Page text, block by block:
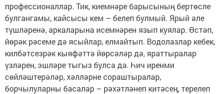
профессионаллар. Тик, киемнәре барысының бертөсле
булгангамы, кайсысы кем – белеп булмый. Ярый әле
түшләренә, аркаларына исемнәрен язып куялар. Өстәп,
йөрәк рәсеме дә ясыйлар, елмайтып. Водолазлар кебек,
килбәтсезрәк кыяфәттә йөрсәләр дә, яраттыралар
үзләрен, эшләре тыгыз булса да. Һич иренми
сөйләштерәләр, хәлләрне сораштыралар,
борчылуларны басалар – рәхәтләнеп китәсең, терелеп